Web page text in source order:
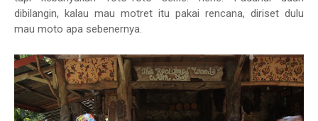
dibilangin, kalau mau motret itu pakai rencana, diriset dulu
mau moto apa sebenernya.